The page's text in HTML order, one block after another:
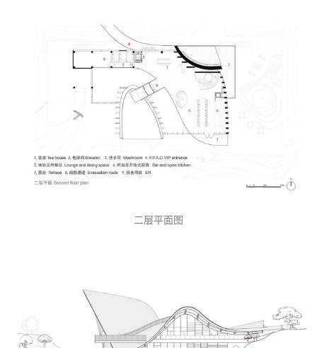
二层平面图